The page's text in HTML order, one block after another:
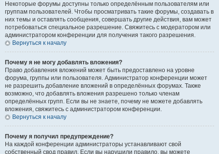
Некоторые форумы доступны только определённым пользователям или
группам пользователей. Чтобы просматривать такие форумы, создавать в
них темы и оставлять сообщения, совершать другие действия, вам может
потребоваться специальное разрешение. Свяжитесь с модератором или
администратором конференции для получения такого разрешения.
Вернуться к началу
Почему я не могу добавлять вложения?
Право добавления вложений может быть предоставлено на уровне
форума, группы или пользователя. Администратор конференции может
не разрешить добавление вложений в определённых форумах. Также
возможно, что добавлять вложения разрешено только членам
определённых групп. Если вы не знаете, почему не можете добавлять
вложения, свяжитесь с администратором конференции.
Вернуться к началу
Почему я получил предупреждение?
На каждой конференции администраторы устанавливают свой
собственный свод правил. Если вы нарушили правило, вы можете